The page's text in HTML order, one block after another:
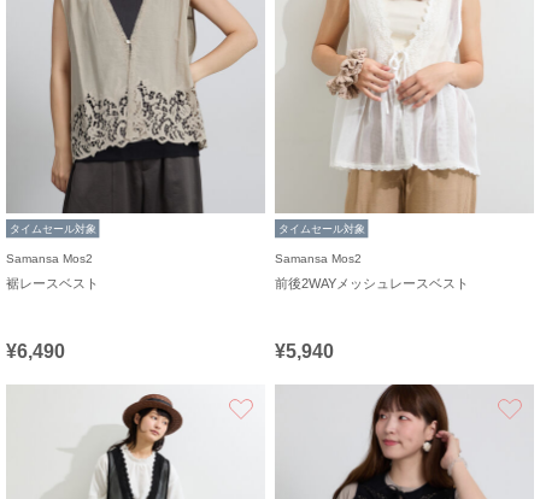
タイムセール対象
Samansa Mos2
裾レースベスト
¥6,490
タイムセール対象
Samansa Mos2
前後2WAYメッシュレースベスト
¥5,940